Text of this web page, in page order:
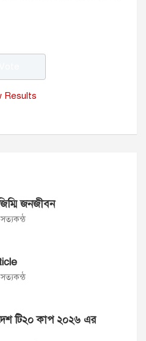
Results
জনজীবন
সত্যকন্ঠ
সত্যকন্ঠ
টি২০ কাপ ২০২৬ এর